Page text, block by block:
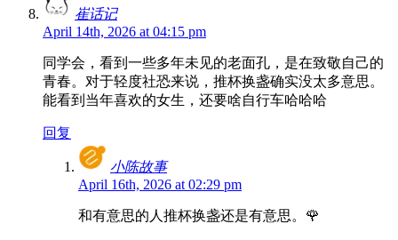
崔话记
April 14th, 2026 at 04:15 pm
同学会，看到一些多年未见的老面孔，是在致敬自己的
青春。对于轻度社恐来说，推杯换盏确实没太多意思。
能看到当年喜欢的女生，还要啥自行车哈哈哈
回复
小陈故事
April 16th, 2026 at 02:29 pm
和有意思的人推杯换盏还是有意思。🌹